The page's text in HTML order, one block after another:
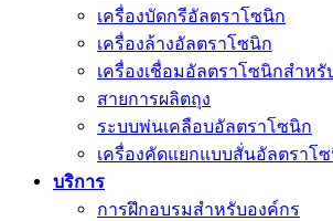
เครื่องบัดกรีอัลตราโซนิก
เครื่องล้างอัลตราโซนิก
เครื่องเชื่อมอัลตราโซนิกสำหรั
สายการผลิตถุง
ระบบพ่นเคลือบอัลตราโซนิก
เครื่องคัดแยกแบบสั่นอัลตราโ
บริการ
การฝึกอบรมสำหรับองค์กร